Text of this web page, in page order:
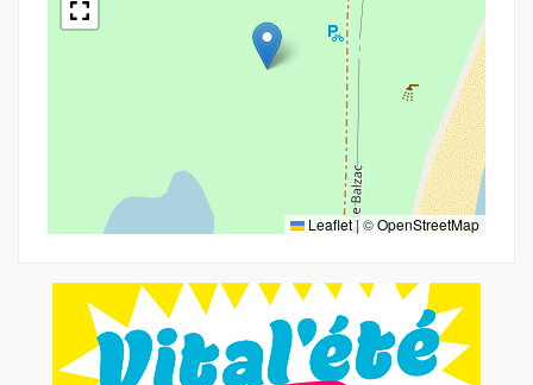
Leaflet|©OpenStreetMap